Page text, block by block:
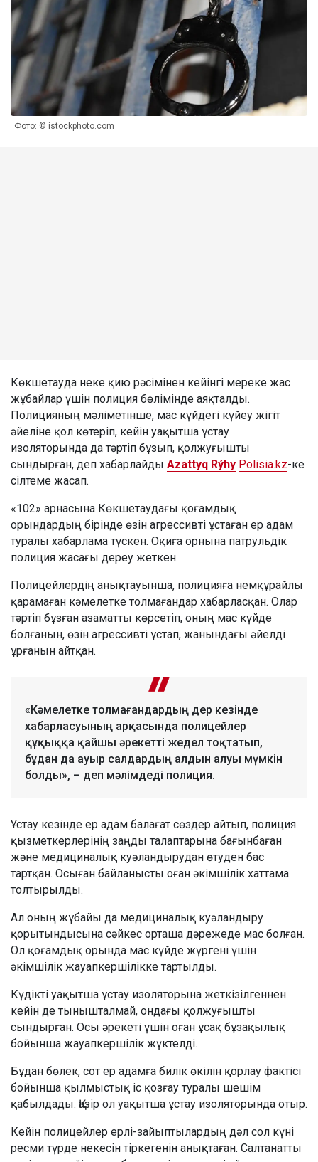
Фото: © istockphoto.com
Көкшетауда неке қию рәсімінен кейінгі мереке жас
жұбайлар үшін полиция бөлімінде аяқталды.
Полицияның мәліметінше, мас күйдегі күйеу жігіт
әйеліне қол көтеріп, кейін уақытша ұстау
изоляторында да тәртіп бұзып, қолжуғышты
сындырған, деп хабарлайды Azattyq Rýhy Polisia.kz-ке
сілтеме жасап.
«102» арнасына Көкшетаудағы қоғамдық
орындардың бірінде өзін агрессивті ұстаған ер адам
туралы хабарлама түскен. Оқиға орнына патрульдік
полиция жасағы дереу жеткен.
Полицейлердің анықтауынша, полицияға немқұрайлы
қарамаған кәмелетке толмағандар хабарласқан. Олар
тәртіп бұзған азаматты көрсетіп, оның мас күйде
болғанын, өзін агрессивті ұстап, жанындағы әйелді
ұрғанын айтқан.
«Кәмелетке толмағандардың дер кезінде
хабарласуының арқасында полицейлер
құқыққа қайшы әрекетті жедел тоқтатып,
бұдан да ауыр салдардың алдын алуы мүмкін
болды», – деп мәлімдеді полиция.
Ұстау кезінде ер адам балағат сөздер айтып, полиция
қызметкерлерінің заңды талаптарына бағынбаған
және медициналық куәландырудан өтуден бас
тартқан. Осыған байланысты оған әкімшілік хаттама
толтырылды.
Ал оның жұбайы да медициналық куәландыру
қорытындысына сәйкес орташа дәрежеде мас болған.
Ол қоғамдық орында мас күйде жүргені үшін
әкімшілік жауапкершілікке тартылды.
Күдікті уақытша ұстау изоляторына жеткізілгеннен
кейін де тынышталмай, ондағы қолжуғышты
сындырған. Осы әрекеті үшін оған ұсақ бұзақылық
бойынша жауапкершілік жүктелді.
Бұдан бөлек, сот ер адамға билік өкілін қорлау фактісі
бойынша қылмыстық іс қозғау туралы шешім
қабылдады. Қазір ол уақытша ұстау изоляторында отыр.
Кейін полицейлер ерлі-зайыптылардың дәл сол күні
ресми түрде некесін тіркегенін анықтаған. Салтанатты